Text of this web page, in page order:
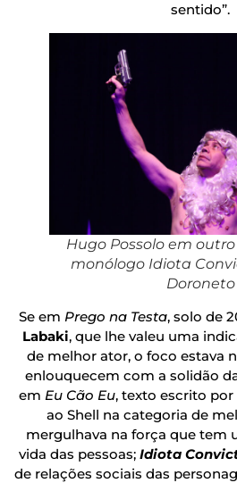
sentido”.
Hugo Possolo em
monólogo Idiota
Doroneto
Se em Prego na Testa, solo de
Labaki, que lhe valeu uma
de melhor ator, o foco estava
enlouquecem com a solidão
em Eu Cão Eu, texto escrito por
ao Shell na categoria de
mergulhava na força que tem
vida das pessoas; Idiota
de relações sociais das